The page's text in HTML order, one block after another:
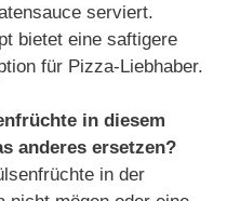
serviert.
bietet eine saftigere
für Pizza-Liebhaber.
in diesem
anderes ersetzen?
in der